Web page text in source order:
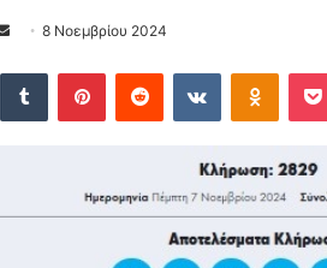
Send
email
8 Νοεμβρίου 2024
Tumblr PinterestReddit VKontakte